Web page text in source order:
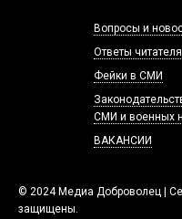
© 2024 Медиа Доброволец |
защищены.
Вопросы и
Ответы
Фейки в СМИ
СМИ и военных
ВАКАНСИИ